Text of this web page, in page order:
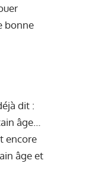
bonne
dit :
âge…
encore
âge et